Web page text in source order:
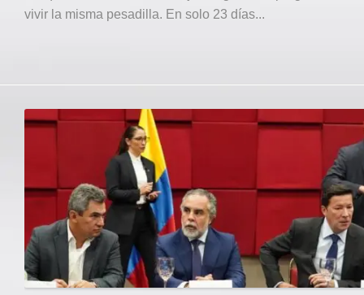
vivir la misma pesadilla. En solo 23 días...